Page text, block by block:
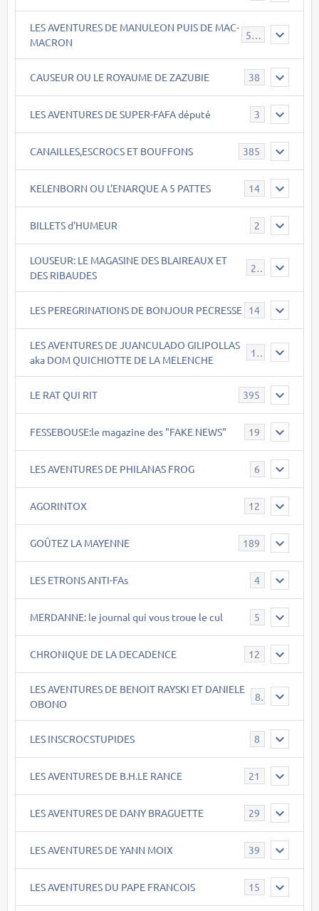
LES AVENTURES DE MANULEON PUIS DE MAC-
MACRON
543
CAUSEUR OU LE ROYAUME DE ZAZUBIE 38
LES AVENTURES DE SUPER-FAFA député 3
CANAILLES,ESCROCS ET BOUFFONS 385
KELENBORN OU L'ENARQUE A 5 PATTES 14
BILLETS d'HUMEUR 2
LOUSEUR: LE MAGASINE DES BLAIREAUX ET
DES RIBAUDES
21
LES PEREGRINATIONS DE BONJOUR PECRESSE 14
LES AVENTURES DE JUANCULADO GILIPOLLAS
aka DOM QUICHIOTTE DE LA MELENCHE
119
LE RAT QUI RIT 395
FESSEBOUSE:le magazine des "FAKE NEWS" 19
LES AVENTURES DE PHILANAS FROG 6
AGORINTOX 12
GOÛTEZ LA MAYENNE 189
LES ETRONS ANTI-FAs 4
MERDANNE: le journal qui vous troue le cul 5
CHRONIQUE DE LA DECADENCE 12
LES AVENTURES DE BENOIT RAYSKI ET DANIELE
OBONO
8
LES INSCROCSTUPIDES 8
LES AVENTURES DE B.H.LE RANCE 21
LES AVENTURES DE DANY BRAGUETTE 29
LES AVENTURES DE YANN MOIX 39
LES AVENTURES DU PAPE FRANCOIS 15